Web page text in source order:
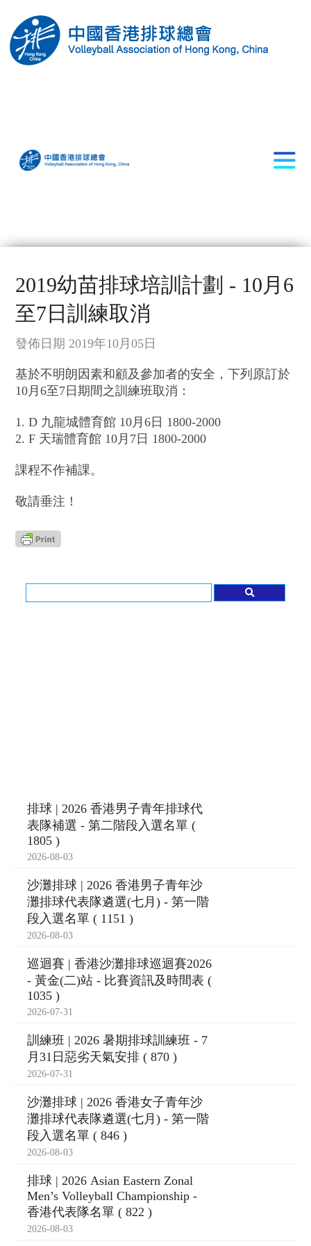
2019幼苗排球培訓計劃 - 10月6
至7日訓練取消
發佈日期 2019年10月05日
基於不明朗因素和顧及參加者的安全，下列原訂於
10月6至7日期間之訓練班取消：
1. D 九龍城體育館 10月6日 1800-2000
2. F 天瑞體育館 10月7日 1800-2000
課程不作補課。
敬請垂注！
排球 | 2026 香港男子青年排球代
表隊補選 - 第二階段入選名單 (
1805 )
2026-08-03
沙灘排球 | 2026 香港男子青年沙
灘排球代表隊遴選(七月) - 第一階
段入選名單 ( 1151 )
2026-08-03
巡迴賽 | 香港沙灘排球巡迴賽2026
- 黃金(二)站 - 比賽資訊及時間表 (
1035 )
2026-07-31
訓練班 | 2026 暑期排球訓練班 - 7
月31日惡劣天氣安排 ( 870 )
2026-07-31
沙灘排球 | 2026 香港女子青年沙
灘排球代表隊遴選(七月) - 第一階
段入選名單 ( 846 )
2026-08-03
排球 | 2026 Asian Eastern Zonal
Men’s Volleyball Championship -
香港代表隊名單 ( 822 )
2026-08-03